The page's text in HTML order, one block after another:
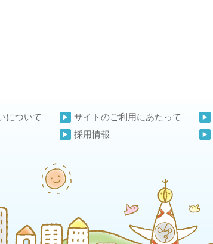
について
サイトのご利用にあたって
採用情報